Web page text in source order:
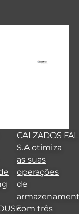
CALZADOS FAL
S.A otimiza
as suas
operações
de
com três